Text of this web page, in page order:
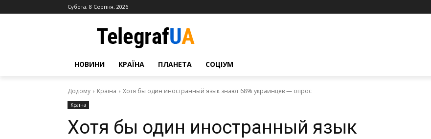
Субота, 8 Серпня, 2026
НОВИНИ КРАЇНА ПЛАНЕТА СОЦІУМ
Додому Країна Хотя бы один иностранный язык знают 68% украинцев — опрос
Країна
Хотя бы один иностранный язык